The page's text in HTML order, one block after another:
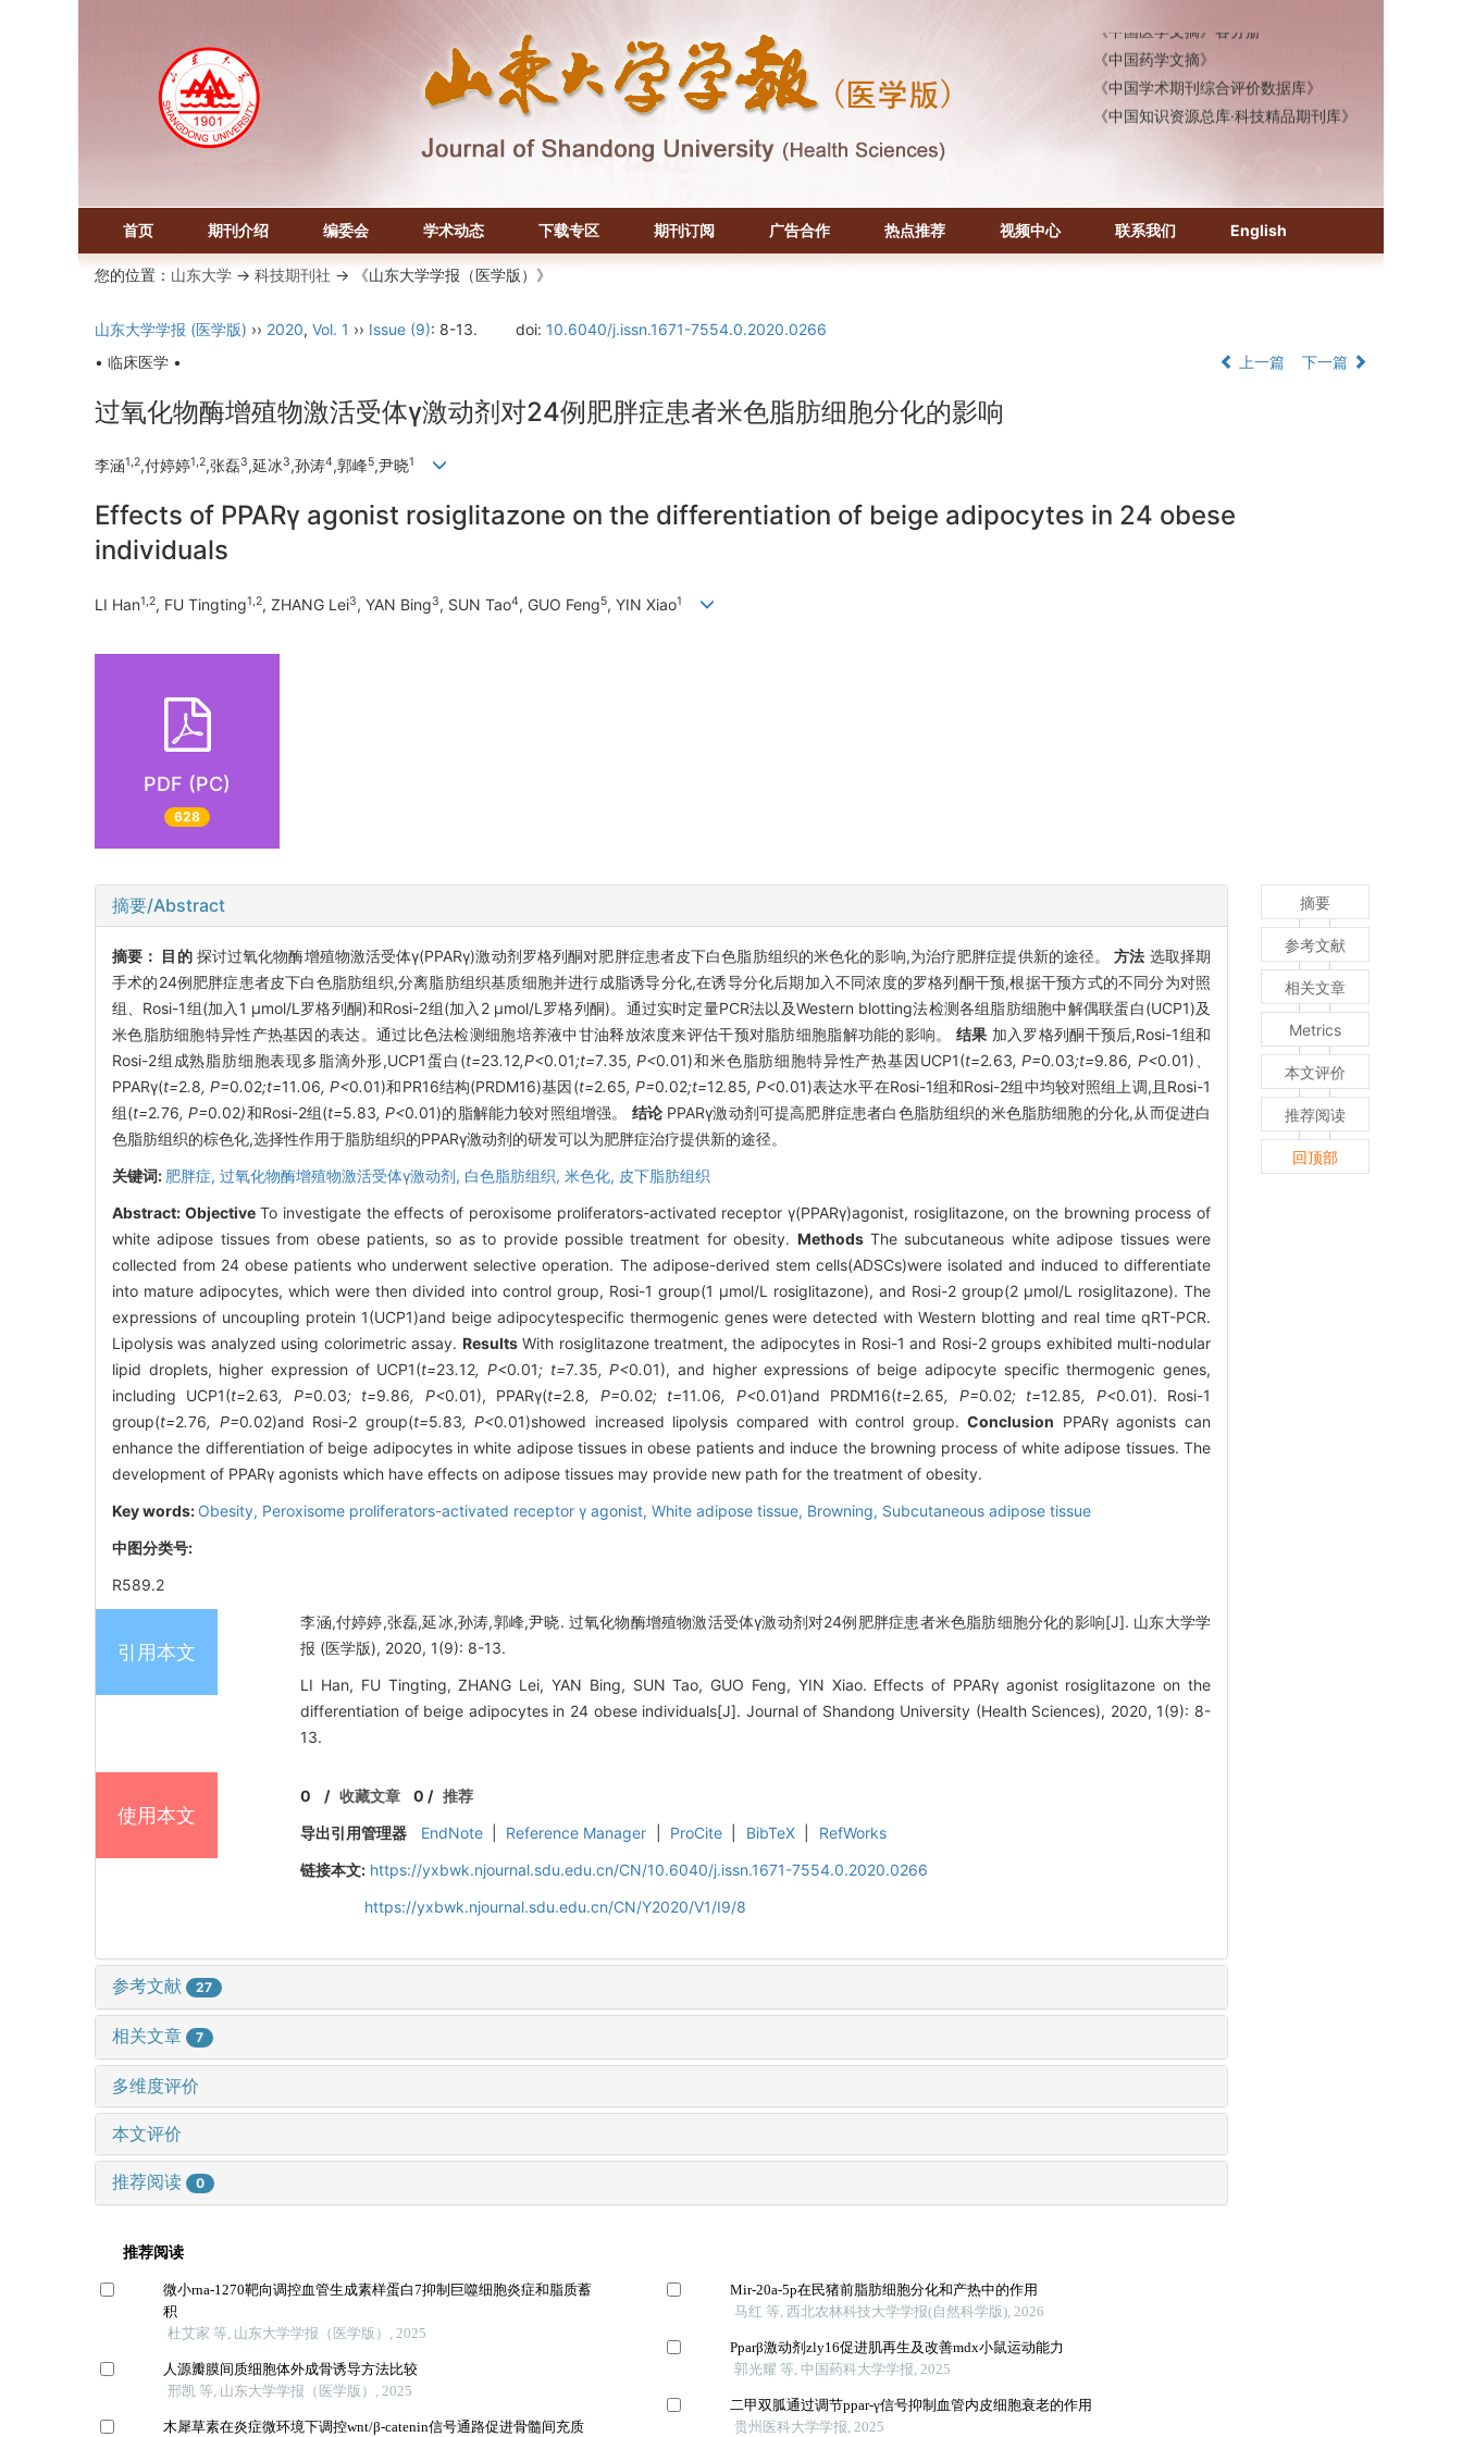
《中国药学文摘》
《中国学术期刊综合评价数据库》
《中国知识资源总库·科技精品期刊库》
首页 期刊介绍 编委会 学术动态 下载专区 期刊订阅 广告合作 热点推荐 视频中心 联系我们 English
您的位置： 山东大学 -> 科技期刊社 -> 《山东大学学报（医学版）》
山东大学学报 (医学版) ›› 2020, Vol. 1 ›› Issue (9): 8-13. doi: 10.6040/j.issn.1671-7554.0.2020.0266
• 临床医学 •
上一篇 下一篇
过氧化物酶增殖物激活受体γ激动剂对24例肥胖症患者米色脂肪细胞分化的影响
李涵1,2,付婷婷1,2,张磊3,延冰3,孙涛4,郭峰5,尹晓1
Effects of PPARγ agonist rosiglitazone on the differentiation of beige adipocytes in 24 obese
individuals
LI Han1,2, FU Tingting1,2, ZHANG Lei3, YAN Bing3, SUN Tao4, GUO Feng5, YIN Xiao1
PDF (PC)
628
摘要/Abstract
摘要： 目的探讨过氧化物酶增殖物激活受体γ(PPARγ)激动剂罗格列酮对肥胖症患者皮下白色脂肪组织的米色化的影响,为治疗肥胖症提供新的途径。方法 选取择期
手术的24例肥胖症患者皮下白色脂肪组织,分离脂肪组织基质细胞并进行成脂诱导分化,在诱导分化后期加入不同浓度的罗格列酮干预,根据干预方式的不同分为对照
组、Rosi-1组(加入1 μmol/L罗格列酮)和Rosi-2组(加入2 μmol/L罗格列酮)。通过实时定量PCR法以及Western blotting法检测各组脂肪细胞中解偶联蛋白(UCP1)及
米色脂肪细胞特异性产热基因的表达。通过比色法检测细胞培养液中甘油释放浓度来评估干预对脂肪细胞脂解功能的影响。 结果 加入罗格列酮干预后,Rosi-1组和
Rosi-2组成熟脂肪细胞表现多脂滴外形,UCP1蛋白(t=23.12,P<0.01;t=7.35, P<0.01)和米色脂肪细胞特异性产热基因UCP1(t=2.63, P=0.03;t=9.86, P<0.01)、
PPARγ(t=2.8, P=0.02;t=11.06, P<0.01)和PR16结构(PRDM16)基因(t=2.65, P=0.02;t=12.85, P<0.01)表达水平在Rosi-1组和Rosi-2组中均较对照组上调,且Rosi-1
组(t=2.76, P=0.02)和Rosi-2组(t=5.83, P<0.01)的脂解能力较对照组增强。 结论 PPARγ激动剂可提高肥胖症患者白色脂肪组织的米色脂肪细胞的分化,从而促进白
色脂肪组织的棕色化,选择性作用于脂肪组织的PPARγ激动剂的研发可以为肥胖症治疗提供新的途径。
关键词: 肥胖症, 过氧化物酶增殖物激活受体γ激动剂, 白色脂肪组织, 米色化, 皮下脂肪组织
Abstract: ObjectiveTo investigate the effects of peroxisome proliferators-activated receptor γ(PPARγ)agonist, rosiglitazone, on the browning process of
white adipose tissues from obese patients, so as to provide possible treatment for obesity. MethodsThe subcutaneous white adipose tissues were
collected from 24 obese patients who underwent selective operation. The adipose-derived stem cells(ADSCs)were isolated and induced to differentiate
into mature adipocytes, which were then divided into control group, Rosi-1 group(1 μmol/L rosiglitazone), and Rosi-2 group(2 μmol/L rosiglitazone). The
expressions of uncoupling protein 1(UCP1)and beige adipocytespecific thermogenic genes were detected with Western blotting and real time qRT-PCR.
Lipolysis was analyzed using colorimetric assay. ResultsWith rosiglitazone treatment, the adipocytes in Rosi-1 and Rosi-2 groups exhibited multi-nodular
lipid droplets, higher expression of UCP1(t=23.12, P<0.01; t=7.35, P<0.01), and higher expressions of beige adipocyte specific thermogenic genes,
including UCP1(t=2.63, P=0.03; t=9.86, P<0.01), PPARγ(t=2.8, P=0.02; t=11.06, P<0.01)and PRDM16(t=2.65, P=0.02; t=12.85, P<0.01). Rosi-1
group(t=2.76, P=0.02)and Rosi-2 group(t=5.83, P<0.01)showed increased lipolysis compared with control group.Conclusion PPARγ agonists can
enhance the differentiation of beige adipocytes in white adipose tissues in obese patients and induce the browning process of white adipose tissues. The
development of PPARγ agonists which have effects on adipose tissues may provide new path for the treatment of obesity.
Key words: Obesity, Peroxisome proliferators-activated receptor γ agonist, White adipose tissue, Browning, Subcutaneous adipose tissue
中图分类号:
R589.2
引用本文
李涵,付婷婷,张磊,延冰,孙涛,郭峰,尹晓. 过氧化物酶增殖物激活受体γ激动剂对24例肥胖症患者米色脂肪细胞分化的影响[J]. 山东大学学
报 (医学版), 2020, 1(9): 8-13.
LI Han, FU Tingting, ZHANG Lei, YAN Bing, SUN Tao, GUO Feng, YIN Xiao. Effects of PPARγ agonist rosiglitazone on the
differentiation of beige adipocytes in 24 obese individuals[J]. Journal of Shandong University (Health Sciences), 2020, 1(9): 8-
13.
使用本文
0 /收藏文章 0 / 推荐
导出引用管理器
EndNote Reference Manager ProCite BibTeX
RefWorks
链接本文: https://yxbwk.njournal.sdu.edu.cn/CN/10.6040/j.issn.1671-7554.0.2020.0266
https://yxbwk.njournal.sdu.edu.cn/CN/Y2020/V1/I9/8
参考文献 27
相关文章 7
多维度评价
本文评价
推荐阅读 0
摘要
参考文献
相关文章
Metrics
本文评价
推荐阅读
回顶部